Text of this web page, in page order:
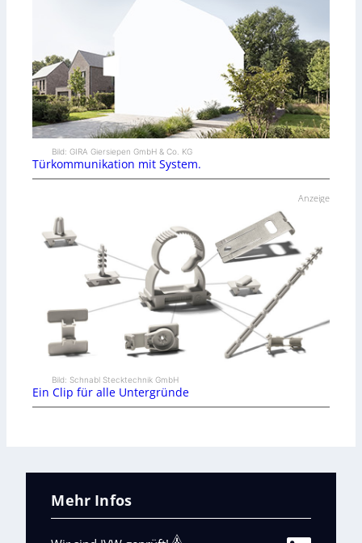
Bild: GIRA Giersiepen GmbH & Co. KG
Türkommunikation mit System.
Anzeige
Bild: Schnabl Stecktechnik GmbH
Ein Clip für alle Untergründe
Mehr Infos